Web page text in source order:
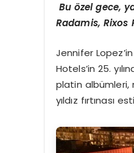
Bu özel gece,
Radamis, Rixos
Jennifer Lopez’in
Hotels’in 25.
platin albümleri,
yıldız fırtınası